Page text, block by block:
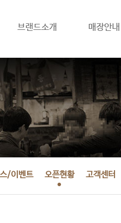
브랜드소개 매장안내
/이벤트 오픈현황 고객센터